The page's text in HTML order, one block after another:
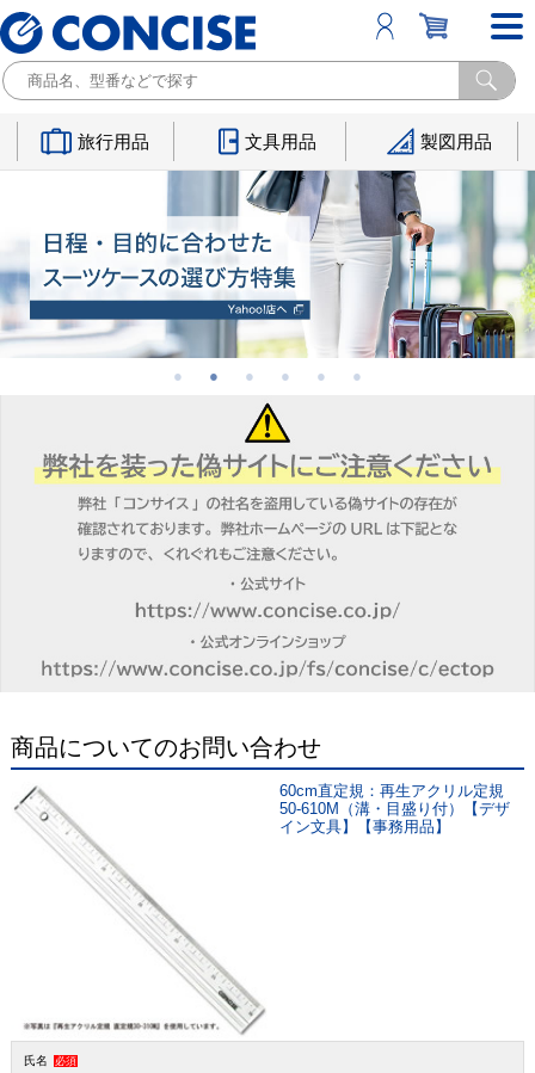
旅行用品 文具用品 製図用品
商品についてのお問い合わせ
60cm直定規：再生アクリル定規
50-610M（溝・目盛り付）【デザ
イン文具】【事務用品】
氏名 必須